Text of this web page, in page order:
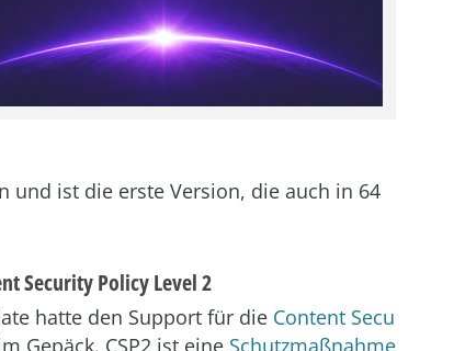
und ist die erste Version, die auch in 64
Security Policy Level 2
hatte den Support für die Content Secu
Gepäck. CSP2 ist eine Schutzmaßnahme